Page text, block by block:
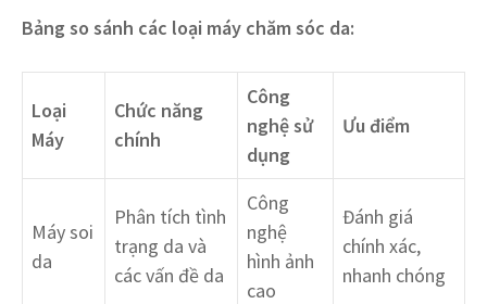
Bảng so sánh các loại máy chăm sóc da:
Loại
Máy
Chức năng
chính
Công
nghệ sử
dụng
Ưu điểm
Máy soi
da
Phân tích tình
trạng da và
các vấn đề da
Công
nghệ
hình ảnh
cao
Đánh giá
chính xác,
nhanh chóng